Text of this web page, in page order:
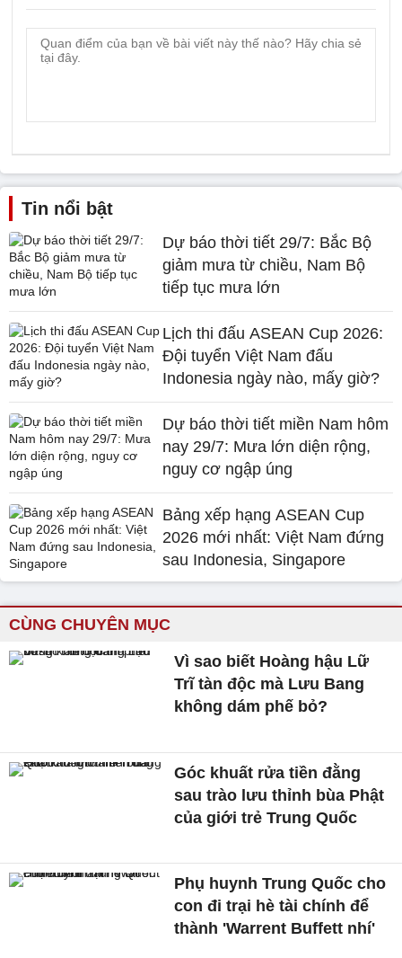
Tin nổi bật
Dự báo thời tiết 29/7: Bắc Bộ
giảm mưa từ chiều, Nam Bộ
tiếp tục mưa lớn
Lịch thi đấu ASEAN Cup 2026:
Đội tuyển Việt Nam đấu
Indonesia ngày nào, mấy giờ?
Dự báo thời tiết miền Nam hôm
nay 29/7: Mưa lớn diện rộng,
nguy cơ ngập úng
Bảng xếp hạng ASEAN Cup
2026 mới nhất: Việt Nam đứng
sau Indonesia, Singapore
CÙNG CHUYÊN MỤC
Vì sao biết Hoàng hậu Lữ
Trĩ tàn độc mà Lưu Bang
không dám phế bỏ?
Góc khuất rửa tiền đằng
sau trào lưu thỉnh bùa Phật
của giới trẻ Trung Quốc
Phụ huynh Trung Quốc cho
con đi trại hè tài chính để
thành 'Warrent Buffett nhí'